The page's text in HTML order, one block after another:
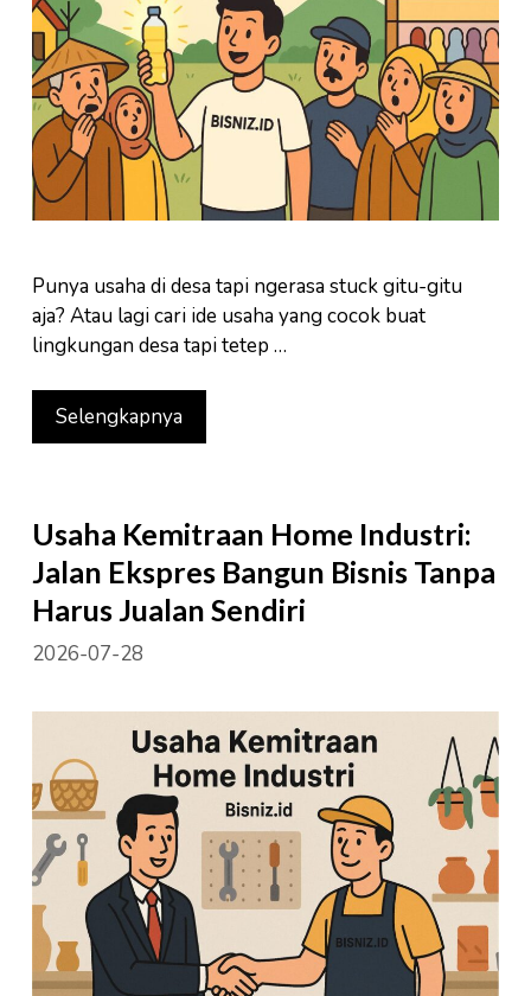
Punya usaha di desa tapi ngerasa stuck gitu-gitu
aja? Atau lagi cari ide usaha yang cocok buat
lingkungan desa tapi tetep …
Selengkapnya
Usaha Kemitraan Home Industri:
Jalan Ekspres Bangun Bisnis Tanpa
Harus Jualan Sendiri
2026-07-28